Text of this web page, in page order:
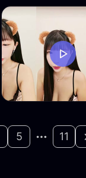
5 11